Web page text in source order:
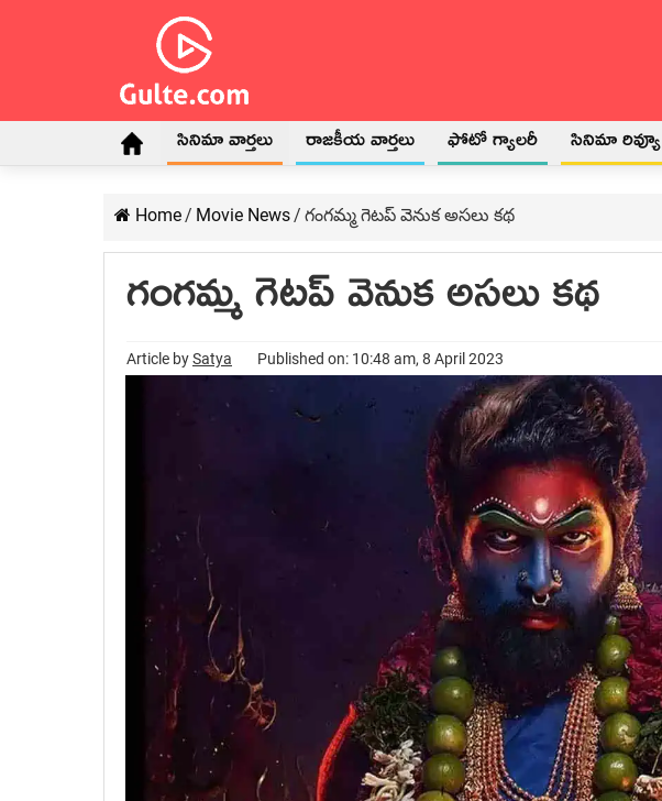
సినిమా వార్తలు రాజకీయ వార్తలు ఫోటో గ్యాలరీ సినిమా రివ్యూ
Home/ Movie News/ గంగమ్మ గెటప్ వెనుక అసలు కథ
గంగమ్మ గెటప్ వెనుక అసలు కథ
Article bySatya Published on: 10:48 am, 8 April 2023